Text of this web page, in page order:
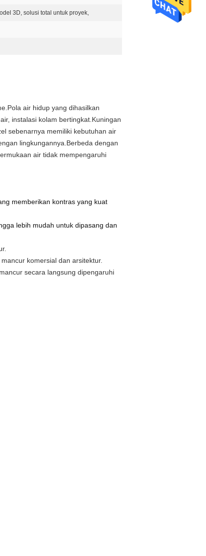
3D, solusi total untuk proyek,
air hidup yang dihasilkan
instalasi kolam bertingkat. Kuningan
sebenarnya memiliki kebutuhan air
lingkungannya.Berbeda dengan
air tidak mempengaruhi
memberikan kontras yang kuat
lebih mudah untuk dipasang dan
komersial dan arsitektur.
secara langsung dipengaruhi